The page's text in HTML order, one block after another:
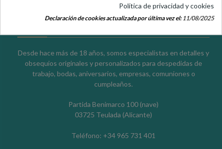
eventos
Desde hace más de 18 años, somos especialistas en detalles y
obsequios originales y personalizados para despedidas de
trabajo, bodas, aniversarios, empresas, comuniones o
cumpleaños.
Partida Benimarco 100 (nave)
03725 Teulada (Alicante)
Teléfono: +34 965 731 401
Política de privacidad y cookies
Declaración de cookies actualizada por última vez el:11/08/2025